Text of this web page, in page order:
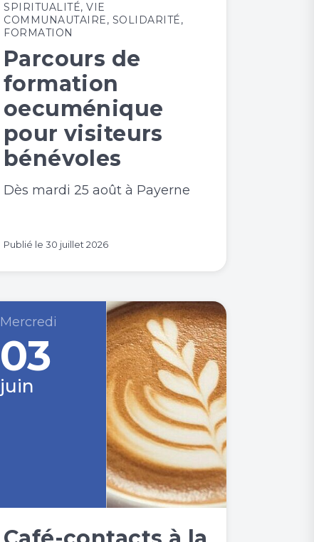
SPIRITUALITÉ, VIE
COMMUNAUTAIRE, SOLIDARITÉ,
FORMATION
Parcours de
formation
oecuménique
pour visiteurs
bénévoles
Dès mardi 25 août à Payerne
Publié le 30 juillet 2026
Mercredi
03
juin